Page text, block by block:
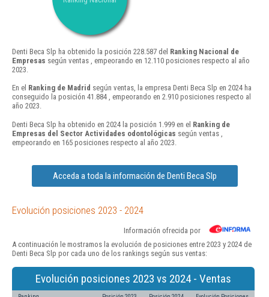
Denti Beca Slp ha obtenido la posición 228.587 del Ranking Nacional de
Empresas según ventas , empeorando en 12.110 posiciones respecto al año
2023.
En el Ranking de Madrid según ventas, la empresa Denti Beca Slp en 2024 ha
conseguido la posición 41.884 , empeorando en 2.910 posiciones respecto al
año 2023.
Denti Beca Slp ha obtenido en 2024 la posición 1.999 en el Ranking de
Empresas del Sector Actividades odontológicas según ventas ,
empeorando en 165 posiciones respecto al año 2023.
Acceda a toda la información de Denti Beca Slp
Evolución posiciones 2023 - 2024
Información ofrecida por
A continuación le mostramos la evolución de posiciones entre 2023 y 2024 de
Denti Beca Slp por cada uno de los rankings según sus ventas:
Evolución posiciones 2023 vs 2024 - Ventas